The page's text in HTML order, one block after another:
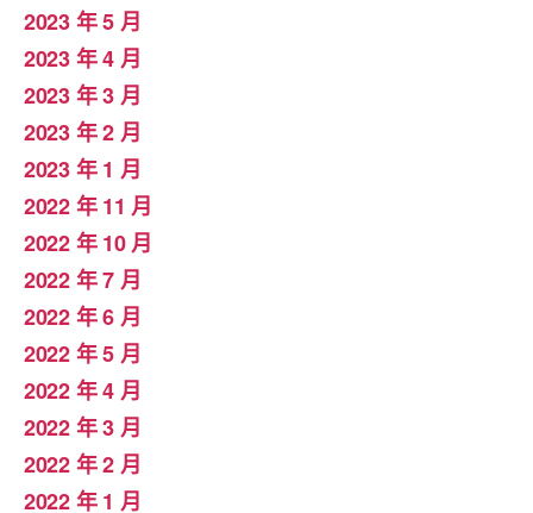
2023 年 5 月
2023 年 4 月
2023 年 3 月
2023 年 2 月
2023 年 1 月
2022 年 11 月
2022 年 10 月
2022 年 7 月
2022 年 6 月
2022 年 5 月
2022 年 4 月
2022 年 3 月
2022 年 2 月
2022 年 1 月